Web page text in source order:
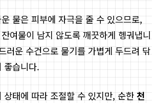
물은 피부에 자극을 줄 수 있으므로,
여물이 남지 않도록 깨끗하게 헹궈냅니
러운 수건으로 물기를 가볍게 두드려 닦
좋습니다.
상태에 따라 조절할 수 있지만, 순한천